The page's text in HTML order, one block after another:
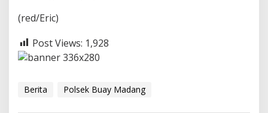
(red/Eric)
Post Views: 1,928
Berita Polsek Buay Madang